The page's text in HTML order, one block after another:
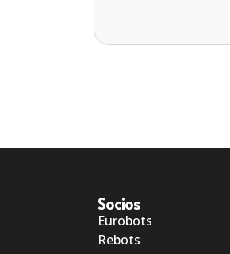
Socios
Eurobots
Rebots